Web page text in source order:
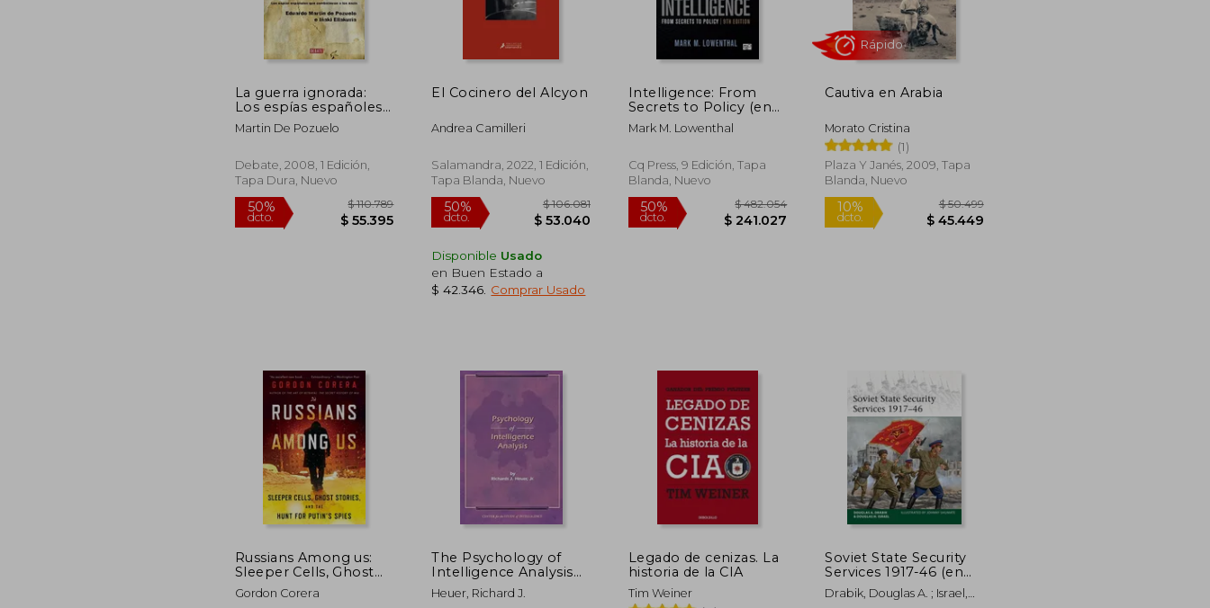
dcto. $ 51.738 dcto. $ 54.531 dcto. $ 51.744 dcto.
La guerra ignorada:
Los espías españoles
que combatieron a los
nazis (HISTORIAS)
Martin De Pozuelo
Debate, 2008, 1 Edición,
Tapa Dura, Nuevo
50%
El Cocinero del Alcyon
Andrea Camilleri
Salamandra, 2022, 1 Edición,
Tapa Blanda, Nuevo
50%
Disponible Usado
en Buen Estado a
$ 42.346 Comprar Usado
Intelligence: From
Secrets to Policy (en
Inglés)
Mark M. Lowenthal
Cq Press, 9 Edición, Tapa
Blanda, Nuevo
50% $ 482.054
Cautiva en Arabia
Morato Cristina
(1)
Plaza Y Janés, 2009, Tapa
Blanda, Nuevo
10%
Russians Among us:
Sleeper Cells, Ghost
Stories, and the Hunt
for Putin's Spies (en
Gordon Corera
The Psychology of
Intelligence Analysis
(en Inglés)
Heuer, Richard J.
Legado de cenizas. La
historia de la CIA
Tim Weiner
Soviet State Security
Services 1917-46 (en
Inglés)
Drabik, Douglas A. ; Israel,